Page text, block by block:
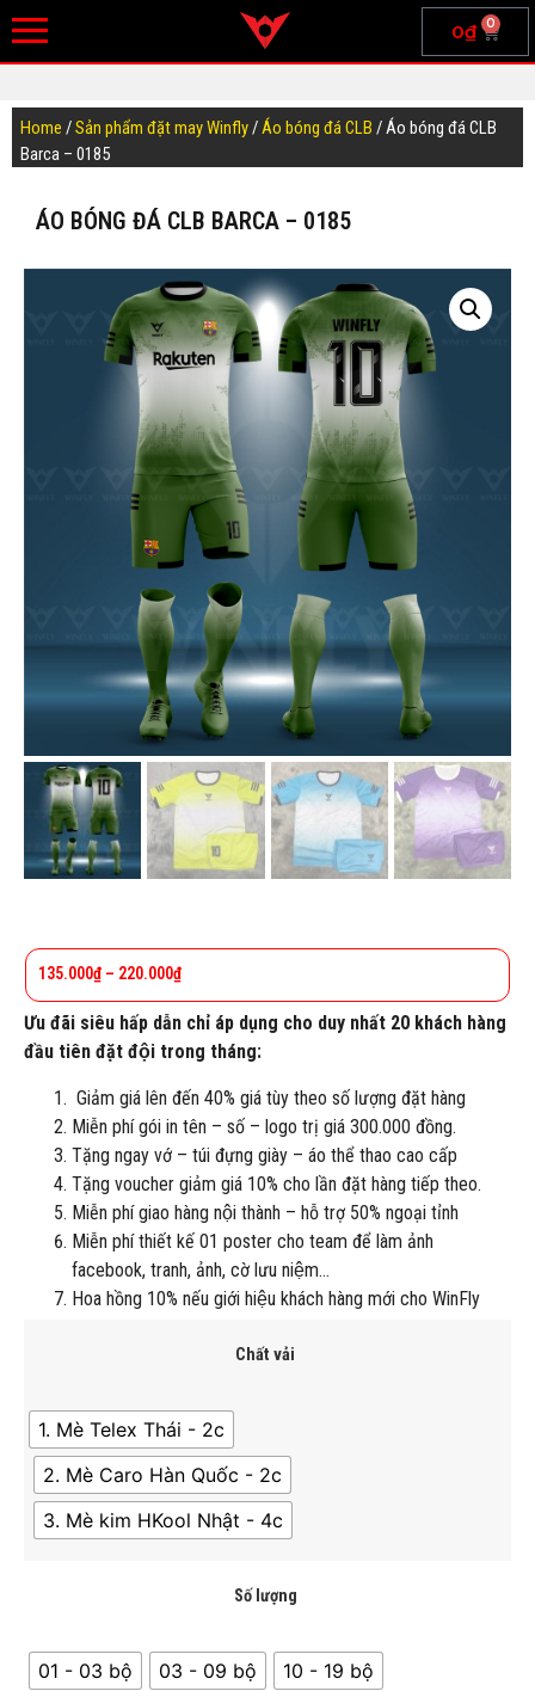
0₫ 0
Home /Sản phẩm đặt may Winfly/Áo bóng đá CLB / Áo bóng đá CLB
Barca – 0185
ÁO BÓNG ĐÁ CLB BARCA – 0185
135.000₫ – 220.000₫
Ưu đãi siêu hấp dẫn chỉ áp dụng cho duy nhất 20 khách hàng
đầu tiên đặt đội trong tháng:
Giảm giá lên đến 40% giá tùy theo số lượng đặt hàng
Miễn phí gói in tên – số – logo trị giá 300.000 đồng.
Tặng ngay vớ – túi đựng giày – áo thể thao cao cấp
Tặng voucher giảm giá 10% cho lần đặt hàng tiếp theo.
Miễn phí giao hàng nội thành – hỗ trợ 50% ngoại tỉnh
Miễn phí thiết kế 01 poster cho team để làm ảnh
facebook, tranh, ảnh, cờ lưu niệm…
Hoa hồng 10% nếu giới hiệu khách hàng mới cho WinFly
Chất vải
1. Mè Telex Thái - 2c
2. Mè Caro Hàn Quốc - 2c
3. Mè kim HKool Nhật - 4c
Số lượng
01 - 03 bộ 03 - 09 bộ
10 - 19 bộ